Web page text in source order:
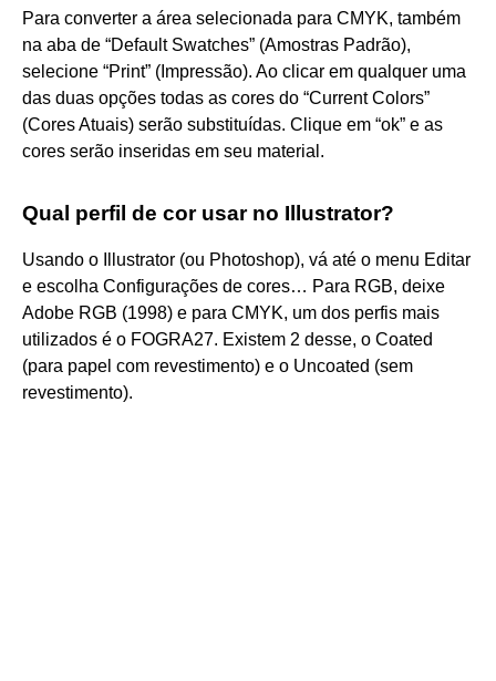
Para converter a área selecionada para CMYK, também
na aba de “Default Swatches” (Amostras Padrão),
selecione “Print” (Impressão). Ao clicar em qualquer uma
das duas opções todas as cores do “Current Colors”
(Cores Atuais) serão substituídas. Clique em “ok” e as
cores serão inseridas em seu material.
Qual perfil de cor usar no Illustrator?
Usando o Illustrator (ou Photoshop), vá até o menu Editar
e escolha Configurações de cores… Para RGB, deixe
Adobe RGB (1998) e para CMYK, um dos perfis mais
utilizados é o FOGRA27. Existem 2 desse, o Coated
(para papel com revestimento) e o Uncoated (sem
revestimento).